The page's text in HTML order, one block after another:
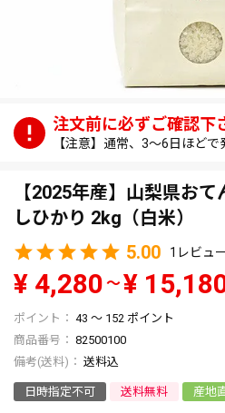
【注意】通常、3～6日ほどで
【2025年産】山梨県お
しひかり 2kg（白米）
5.00
1
¥ 4,280 〜¥
43 〜 152 ポイント
商品番号
82500100
送料込
日時指定不可 送料無料 産地